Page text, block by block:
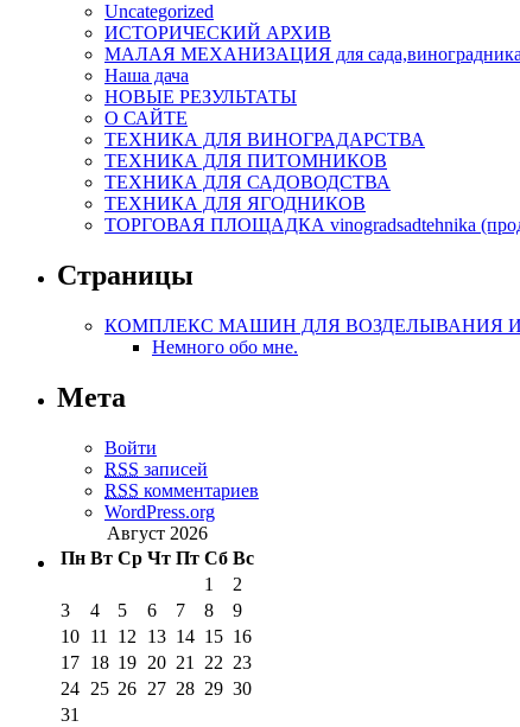
Uncategorized
ИСТОРИЧЕСКИЙ АРХИВ
МАЛАЯ МЕХАНИЗАЦИЯ для сада,виноградника
Наша дача
НОВЫЕ РЕЗУЛЬТАТЫ
О САЙТЕ
ТЕХНИКА ДЛЯ ВИНОГРАДАРСТВА
ТЕХНИКА ДЛЯ ПИТОМНИКОВ
ТЕХНИКА ДЛЯ САДОВОДСТВА
ТЕХНИКА ДЛЯ ЯГОДНИКОВ
ТОРГОВАЯ ПЛОЩАДКА vinogradsadtehnika
Страницы
КОМПЛЕКС МАШИН ДЛЯ ВОЗДЕЛЫВАНИЯ И
Немного обо мне.
Мета
Войти
RSS записей
RSS комментариев
WordPress.org
Август 2026
Пн Вт Ср Чт Пт Сб Вс
1
2
3
4 5 6 7 8
9
10 11 12 13 14 15 16
17 18 19 20 21 22 23
24 25 26 27 28 29 30
31